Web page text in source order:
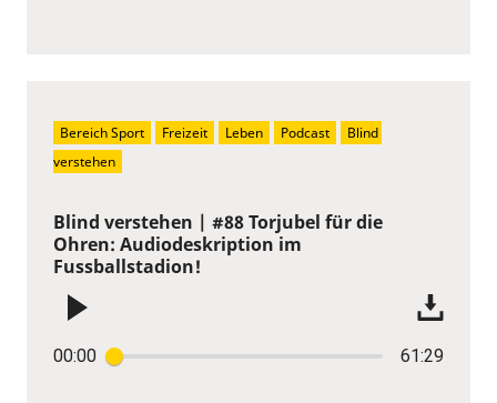
Blind verstehen | #88 Torjubel für die
Ohren: Audiodeskription im
Fussballstadion!
00:00 61:29
Bereich Sport Freizeit Leben Podcast
Blind
verstehen